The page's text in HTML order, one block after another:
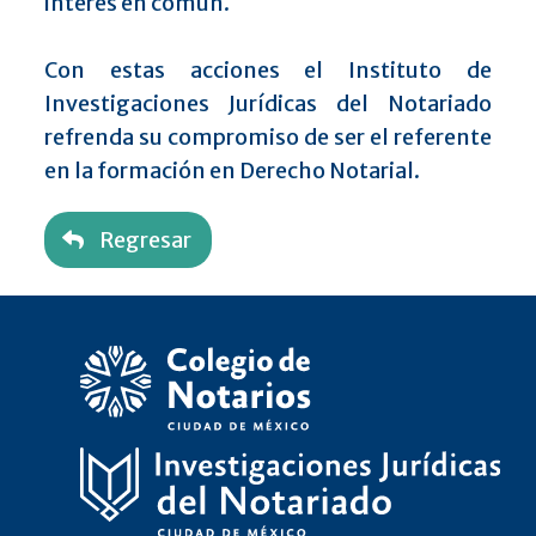
Con estas acciones el Instituto de
Investigaciones Jurídicas del Notariado
refrenda su compromiso de ser el referente
en la formación en Derecho Notarial.
Regresar